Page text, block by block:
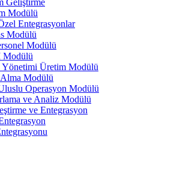
Geliştirme
Modülü
Entegrasyonlar
Modülü
Modülü
Modülü
Yönetimi Üretim Modülü
Alma Modülü
Operasyon Modülü
ve Analiz Modülü
ve Entegrasyon